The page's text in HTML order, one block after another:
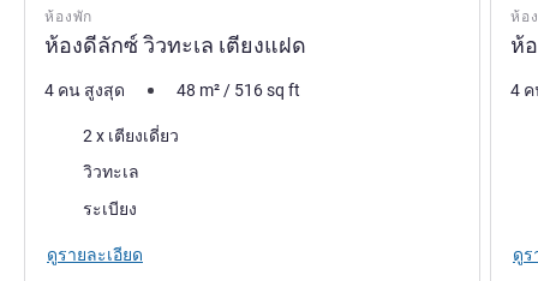
ห้องพัก
ห้องดีลักซ์ วิวทะเล เตียงแฝด
4 คน สูงสุด 48 m²/ 516sq ft
เครื่องนอน
2 x เตียงเดี่ยว
วิวทะเล
โรงแรมที่มีห้องพักมากที่สุด:
ระเบียง
ดูรายละเอียด
ห้อ
ห้
4
ดูร